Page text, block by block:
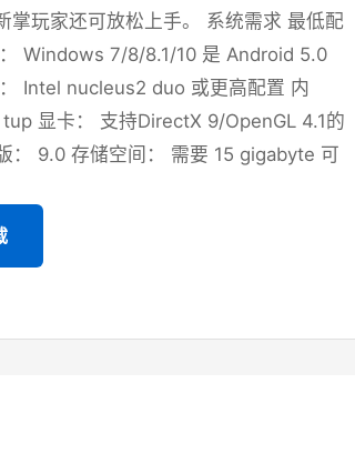
掌玩家还可放松上手。 系统需求 最低配
Windows 7/8/8.1/10 是 Android 5.0
Intel nucleus2 duo 或更高配置 内
显卡： 支持DirectX 9/OpenGL 4.1的
： 9.0 存储空间： 需要 15 gigabyte 可